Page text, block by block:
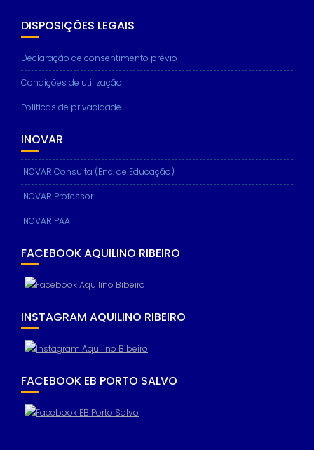
DISPOSIÇÕES LEGAIS
Declaração de consentimento prévio
Condições de utilização
Politicas de privacidade
INOVAR
INOVAR Consulta (Enc. de Educação)
INOVAR Professor
INOVAR PAA
FACEBOOK AQUILINO RIBEIRO
INSTAGRAM AQUILINO RIBEIRO
FACEBOOK EB PORTO SALVO